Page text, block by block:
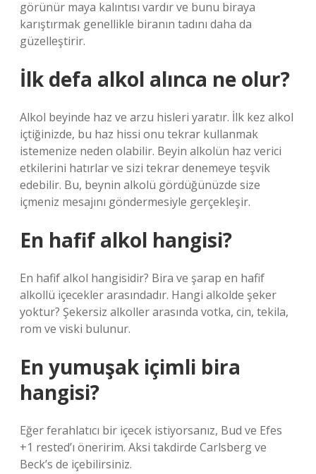
görünür maya kalıntısı vardır ve bunu biraya
karıştırmak genellikle biranın tadını daha da
güzelleştirir.
İlk defa alkol alınca ne olur?
Alkol beyinde haz ve arzu hisleri yaratır. İlk kez alkol
içtiğinizde, bu haz hissi onu tekrar kullanmak
istemenize neden olabilir. Beyin alkolün haz verici
etkilerini hatırlar ve sizi tekrar denemeye teşvik
edebilir. Bu, beynin alkolü gördüğünüzde size
içmeniz mesajını göndermesiyle gerçekleşir.
En hafif alkol hangisi?
En hafif alkol hangisidir? Bira ve şarap en hafif
alkollü içecekler arasındadır. Hangi alkolde şeker
yoktur? Şekersiz alkoller arasında votka, cin, tekila,
rom ve viski bulunur.
En yumuşak içimli bira
hangisi?
Eğer ferahlatıcı bir içecek istiyorsanız, Bud ve Efes
+1 rested’ı öneririm. Aksi takdirde Carlsberg ve
Beck’s de içebilirsiniz.